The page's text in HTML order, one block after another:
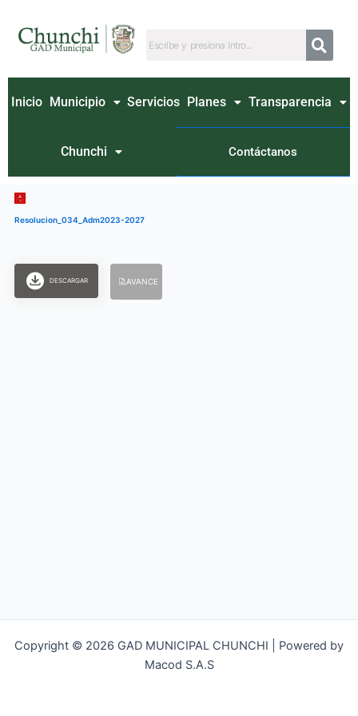
contenido
Inicio Municipio Servicios Planes Transparencia
Chunchi Contáctanos
Resolucion_034_Adm2023-2027
DESCARGAR AVANCE
Copyright © 2026 GAD MUNICIPAL CHUNCHI | Powered by
Macod S.A.S